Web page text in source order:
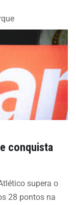
conquista
supera o
28 pontos na